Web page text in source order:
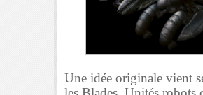
Une idée originale vient